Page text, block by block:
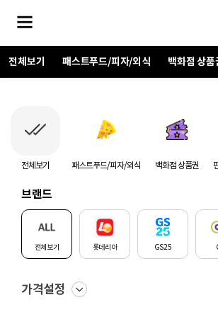
전체보기 패스트푸드/피자/외식 백화점 상품
전체보기 패스트푸드/피자/외식 백화점 상품권
브랜드
전체보기 롯데리아 GS25
가격설정